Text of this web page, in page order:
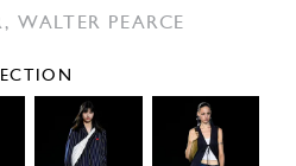
WALTER PEARCE